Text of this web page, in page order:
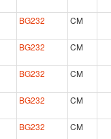
BG232 CM
BG232 CM
BG232 CM
BG232 CM
BG232 CM